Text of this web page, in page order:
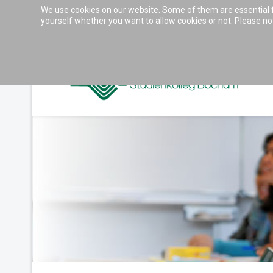
Accessibility & Tools
We use cookies on our website. Some of them are
yourself whether you want to allow cookies or not. Please